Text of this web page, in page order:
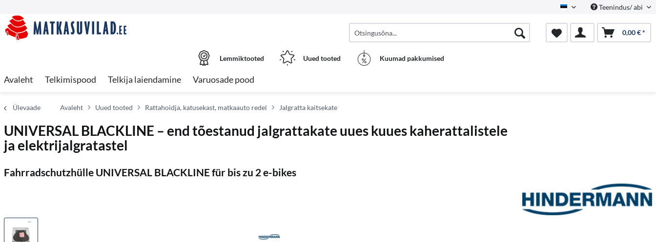
Estnisch Teenindus/ abi
0,00 € *
Lemmiktooted Uued tooted Kuumad pakkumised
Avaleht Telkimispood Telkija laiendamine Varuosade pood
Ülevaade Avaleht Uued tooted Rattahoidja, katusekast, matkaauto redel Jalgratta kaitsekate
UNIVERSAL BLACKLINE – end tõestanud jalgrattakate uues kuues kaherattalistele
ja elektrijalgratastel
Fahrradschutzhülle UNIVERSAL BLACKLINE für bis zu 2 e-bikes